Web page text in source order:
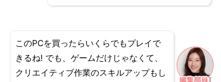
このPCを買ったらいくらでもプレイで
きるね! でも、ゲームだけじゃなくて、
クリエイティブ作業のスキルアップもし